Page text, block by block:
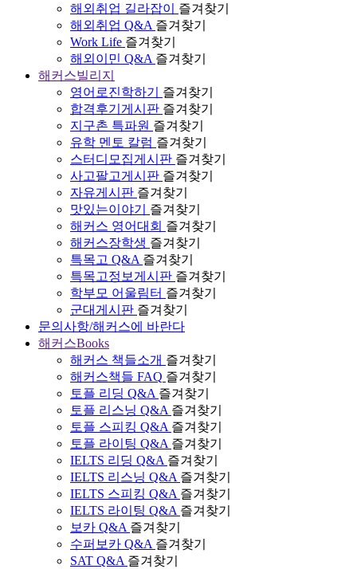
해외취업 길라잡이
즐겨찾기
해외취업 Q&A 즐겨찾기
Work Life 즐겨찾기
해외이민 Q&A 즐겨찾기
해커스빌리지
영어로진학하기
즐겨찾기
합격후기게시판 즐겨찾기
지구촌 특파원 즐겨찾기
유학 멘토 칼럼 즐겨찾기
스터디모집게시판 즐겨찾기
사고팔고게시판 즐겨찾기
자유게시판 즐겨찾기
맛있는이야기
즐겨찾기
해커스 영어대회 즐겨찾기
해커스장학생 즐겨찾기
특목고 Q&A 즐겨찾기
특목고정보게시판 즐겨찾기
학부모 어울림터 즐겨찾기
군대게시판 즐겨찾기
문의사항/해커스에 바란다
해커스Books
해커스 책들소개 즐겨찾기
해커스책들 FAQ 즐겨찾기
토플 리딩 Q&A 즐겨찾기
토플 리스닝 Q&A 즐겨찾기
토플 스피킹 Q&A 즐겨찾기
토플 라이팅 Q&A 즐겨찾기
IELTS 리딩 Q&A 즐겨찾기
IELTS 리스닝 Q&A 즐겨찾기
IELTS 스피킹 Q&A 즐겨찾기
IELTS 라이팅 Q&A 즐겨찾기
보카 Q&A 즐겨찾기
수퍼보카 Q&A 즐겨찾기
SAT Q&A 즐겨찾기